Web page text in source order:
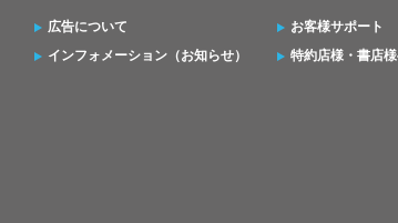
広告について
インフォメーション（お知らせ）
お客様サポート
特約店様・書店